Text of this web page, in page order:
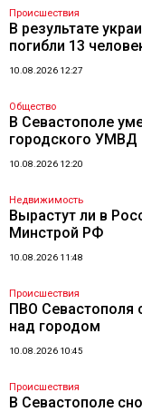
Происшествия
В результате
погибли 13
10.08.2026 12:27
Общество
В Севастополе
городского УМВД
10.08.2026 12:20
Недвижимость
Вырастут ли в
Минстрой РФ
10.08.2026 11:48
Происшествия
ПВО Севастополя
над городом
10.08.2026 10:45
Происшествия
В Севастополе